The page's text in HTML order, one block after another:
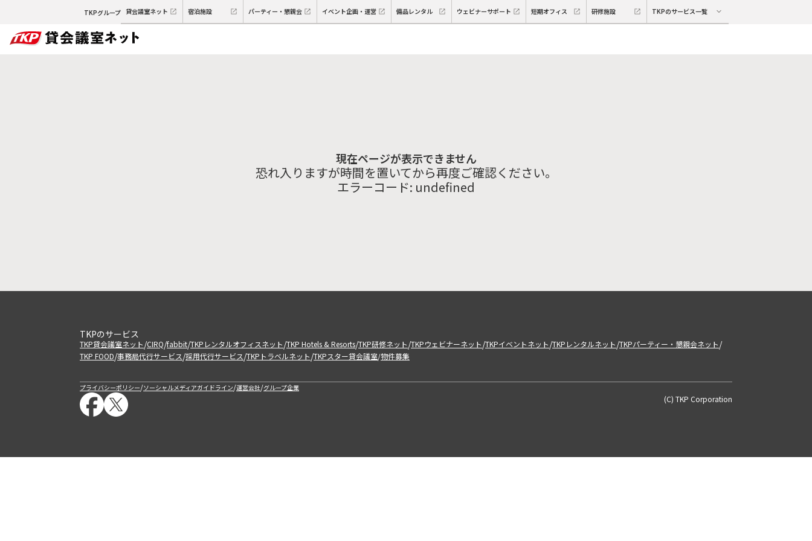
TKPグループ 貸会議室ネット 宿泊施設 パーティー・懇親会 イベント企画・運営 備品レンタル ウェビナーサポート 短期オフィス 研修施設 TKPのサービス一覧
現在ページが表示できません
恐れ入りますが時間を置いてから再度ご確認ください。
エラーコード: undefined
TKPのサービス
TKP貸会議室ネット/CIRQ/fabbit/TKPレンタルオフィスネット/TKP Hotels & Resorts/TKP研修ネット/TKPウェビナーネット/TKPイベントネット/TKPレンタルネット/TKPパーティー・懇親会ネット/
TKP FOOD/事務局代行サービス/採用代行サービス/TKPトラベルネット/TKPスター貸会議室/物件募集
プライバシーポリシー/ソーシャルメディアガイドライン/運営会社/グループ企業
(C) TKP Corporation